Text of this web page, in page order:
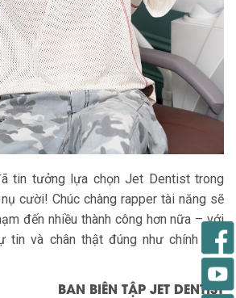
tin tưởng lựa chọn Jet Dentist trong
cười! Chúc chàng rapper tài năng sẽ
đến nhiều thành công hơn nữa – với
tin và chân thật đúng như chính con
BAN BIÊN TẬP JET DENTIST